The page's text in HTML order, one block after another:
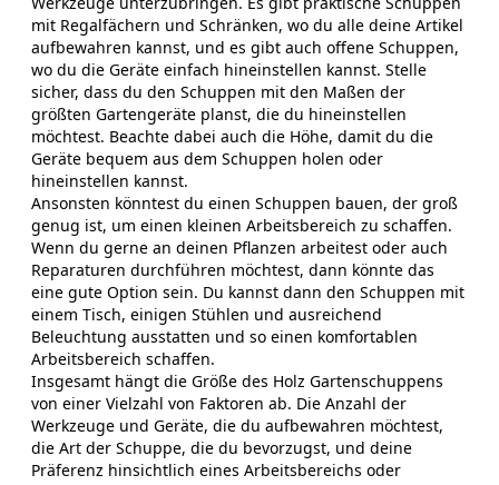
mit Regalfächern und Schränken, wo du alle deine Artikel
aufbewahren kannst, und es gibt auch offene Schuppen,
wo du die Geräte einfach hineinstellen kannst. Stelle
sicher, dass du den Schuppen mit den Maßen der
größten Gartengeräte planst, die du hineinstellen
möchtest. Beachte dabei auch die Höhe, damit du die
Geräte bequem aus dem Schuppen holen oder
hineinstellen kannst.
Ansonsten könntest du einen Schuppen bauen, der groß
genug ist, um einen kleinen Arbeitsbereich zu schaffen.
Wenn du gerne an deinen Pflanzen arbeitest oder auch
Reparaturen durchführen möchtest, dann könnte das
eine gute Option sein. Du kannst dann den Schuppen mit
einem Tisch, einigen Stühlen und ausreichend
Beleuchtung ausstatten und so einen komfortablen
Arbeitsbereich schaffen.
Insgesamt hängt die Größe des Holz Gartenschuppens
von einer Vielzahl von Faktoren ab. Die Anzahl der
Werkzeuge und Geräte, die du aufbewahren möchtest,
die Art der Schuppe, die du bevorzugst, und deine
Präferenz hinsichtlich eines Arbeitsbereichs oder